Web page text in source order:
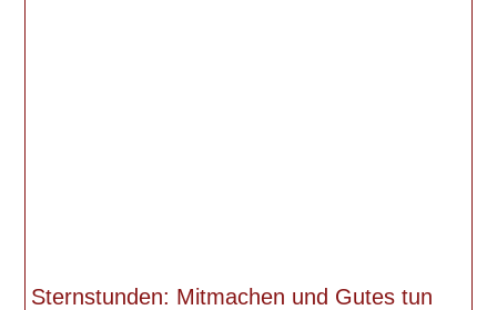
Sternstunden: Mitmachen und Gutes tun